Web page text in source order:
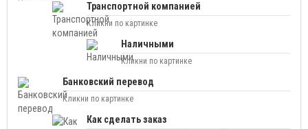
Транспортной компанией
Кликни по картинке
Наличными
Кликни по картинке
Банковский перевод
Кликни по картинке
Как сделать заказ